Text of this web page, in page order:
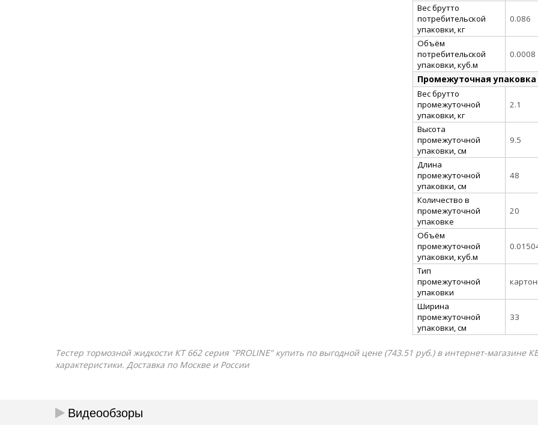
Вес брутто
потребительской
упаковки, кг
0.086
Объём
потребительской
упаковки, куб.м
0.0008
Промежуточная упаковка
Вес брутто
промежуточной
упаковки, кг
2.1
Высота
промежуточной
упаковки, см
9.5
Длина
промежуточной
упаковки, см
48
Количество в
промежуточной
упаковке
20
Объём
промежуточной
упаковки, куб.м
Тип
промежуточной
упаковки
Ширина
промежуточной
упаковки, см
33
Тестер тормозной жидкости КТ 662 серия "PROLINE" купить по выгодной цене (743.51 руб.) в интернет-магазине
характеристики. Доставка по Москве и России
Видеообзоры